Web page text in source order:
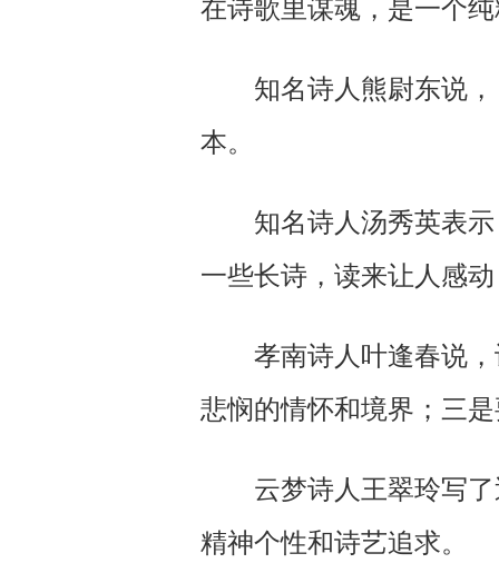
在诗歌里谋魂，是一个
知名诗人熊尉东说，
本。
知名诗人汤秀英表示
一些长诗，读来让人感
孝南诗人叶逢春说，
悲悯的情怀和境界；三
云梦诗人王翠玲写了
精神个性和诗艺追求。